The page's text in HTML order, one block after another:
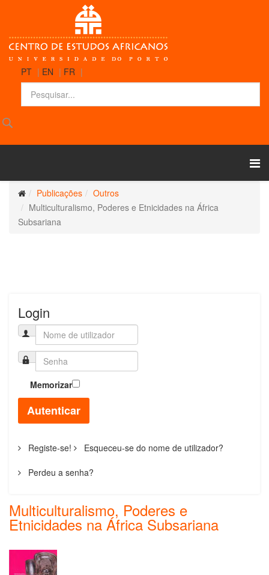
PT | EN | FR |
Publicações
Outros
Multiculturalismo, Poderes e Etnicidades na África
Subsariana
Login
Memorizar
Autenticar
Registe-se! Esqueceu-se do nome de utilizador?
Perdeu a senha?
Multiculturalismo, Poderes e
Etnicidades na África Subsariana